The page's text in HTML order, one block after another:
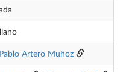
Artero Muñoz